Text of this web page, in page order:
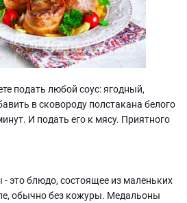
подать любой соус: ягодный,
в сковороду полстакана белого
И подать его к мясу. Приятного
это блюдо, состоящее из маленьких
обычно без кожуры. Медальоны